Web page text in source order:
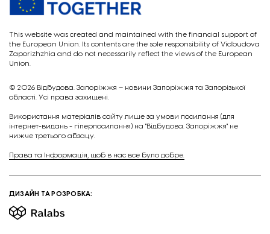
This website was created and maintained with the financial support of
the European Union. Its contents are the sole responsibility of Vidbudova
Zaporizhzhia and do not necessarily reflect the views of the European
Union.
© 2026 Відбудова. Запоріжжя – новини Запоріжжя та Запорізької
області. Усі права захищені.
Викориcтання матеріалів сайту лише за умови посилання (для
інтернет-видань - гіперпосилання) на "Відбудова. Запоріжжя" не
нижче третього абзацу.
Права та Інформація, щоб в нас все було добре.
ДИЗАЙН ТА РОЗРОБКА: